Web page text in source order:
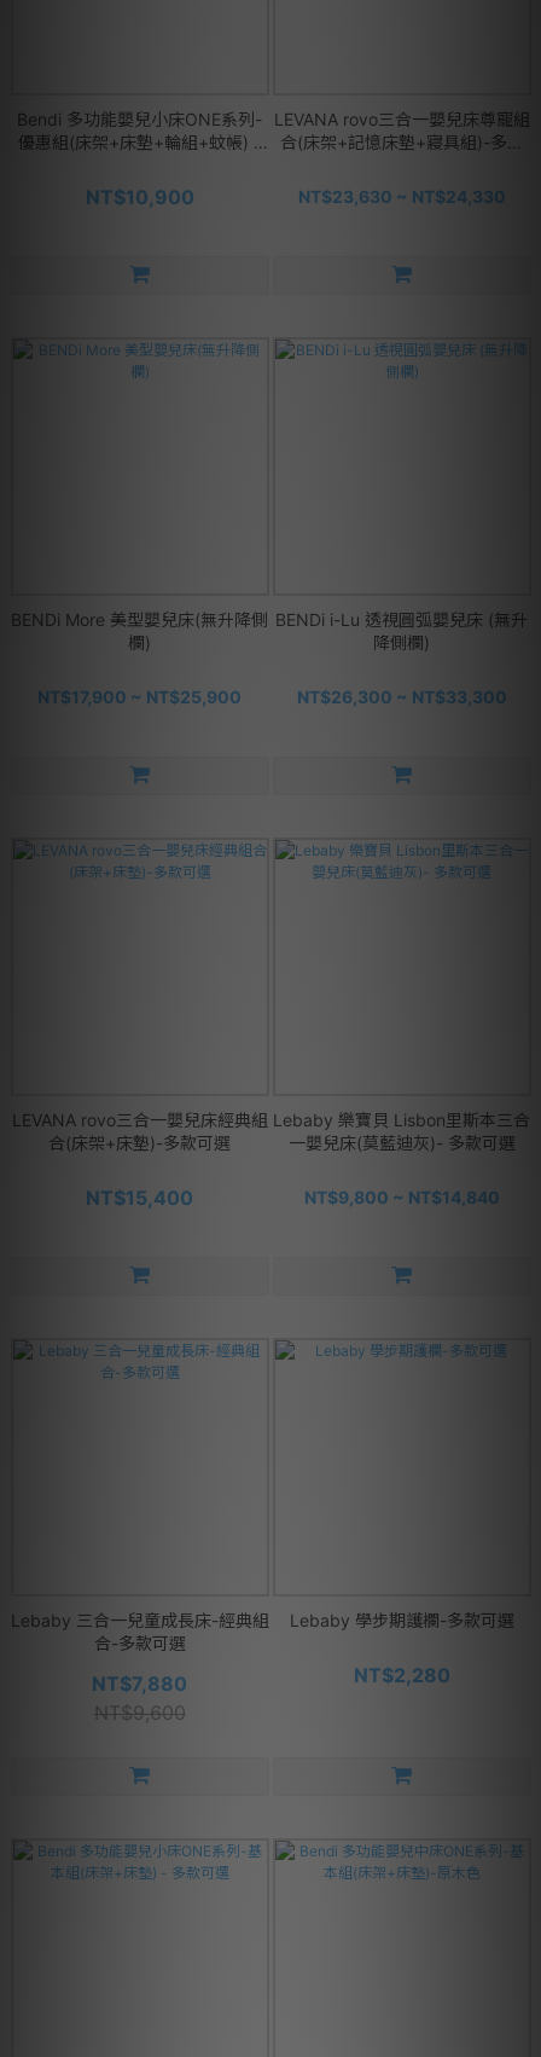
Bendi 多功能嬰兒小床ONE系列-
優惠組(床架+床墊+輪組+蚊帳) -
NT$10,900
LEVANA rovo三合一嬰兒床尊寵組
合(床架+記憶床墊+寢具組)-多款
NT$23,630 ~ NT$24,330
BENDi More 美型嬰兒床(無升降側
欄)
NT$17,900 ~ NT$25,900
BENDi i-Lu 透視圓弧嬰兒床 (無升
降側欄)
NT$26,300 ~ NT$33,300
LEVANA rovo三合一嬰兒床經典組
合(床架+床墊)-多款可選
NT$15,400
Lebaby 樂寶貝 Lisbon里斯本三合
一嬰兒床(莫藍迪灰)- 多款可選
NT$9,800 ~ NT$14,840
Lebaby 三合一兒童成長床-經典組
合-多款可選
NT$7,880
NT$9,600
Lebaby 學步期護欄-多款可選
NT$2,280